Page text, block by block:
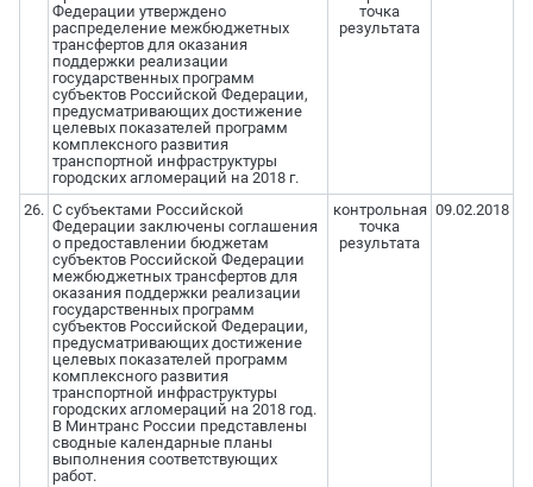
Федерации утверждено
распределение межбюджетных
трансфертов для оказания
поддержки реализации
государственных программ
субъектов Российской Федерации,
предусматривающих достижение
целевых показателей программ
комплексного развития
транспортной инфраструктуры
городских агломераций на 2018 г.
точка
результата
26. С субъектами Российской
Федерации заключены соглашения
о предоставлении бюджетам
субъектов Российской Федерации
межбюджетных трансфертов для
оказания поддержки реализации
государственных программ
субъектов Российской Федерации,
предусматривающих достижение
целевых показателей программ
комплексного развития
транспортной инфраструктуры
городских агломераций на 2018 год.
В Минтранс России представлены
сводные календарные планы
выполнения соответствующих
работ.
контрольная
точка
результата
09.02.2018